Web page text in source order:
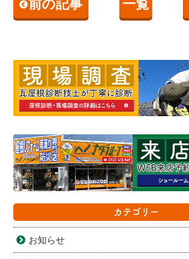
前の記事 一覧
カテゴリー
お知らせ